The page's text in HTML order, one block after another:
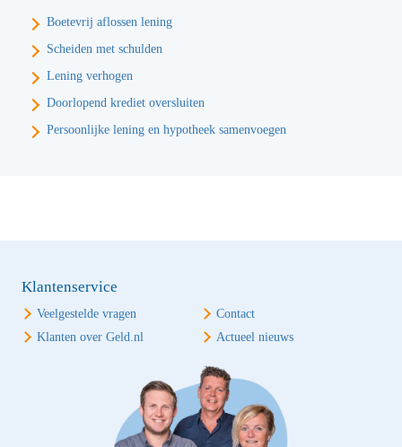
Boetevrij aflossen lening
Scheiden met schulden
Lening verhogen
Doorlopend krediet oversluiten
Persoonlijke lening en hypotheek samenvoegen
Klantenservice
Veelgestelde vragen
Contact
Klanten over Geld.nl
Actueel nieuws